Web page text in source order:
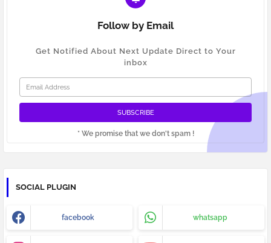
Follow by Email
Get Notified About Next Update Direct to Your
inbox
* We promise that we don't spam !
SOCIAL PLUGIN
facebook whatsapp